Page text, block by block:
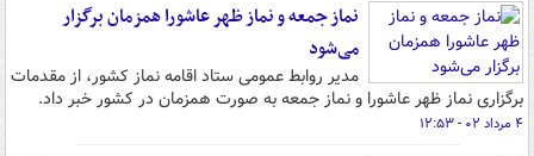
نماز جمعه و نماز ظهر عاشورا همزمان برگزار
می‌شود
مدیر روابط عمومی ستاد اقامه نماز کشور، از مقدمات
برگزاری نماز ظهر عاشورا و نماز جمعه به صورت همزمان در کشور خبر داد.
۴ مرداد ۰۲ - ۱۲:۵۳